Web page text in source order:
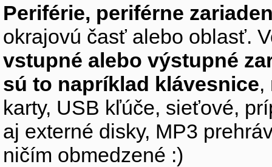
Periférie, periférne
okrajovú časť alebo oblasť.
vstupné alebo výstupné
sú to napríklad klávesnice,
karty, USB kľúče, sieťové,
aj externé disky, MP3
ničím obmedzené :)